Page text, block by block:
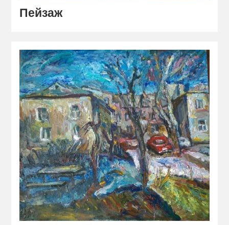
Пейзаж